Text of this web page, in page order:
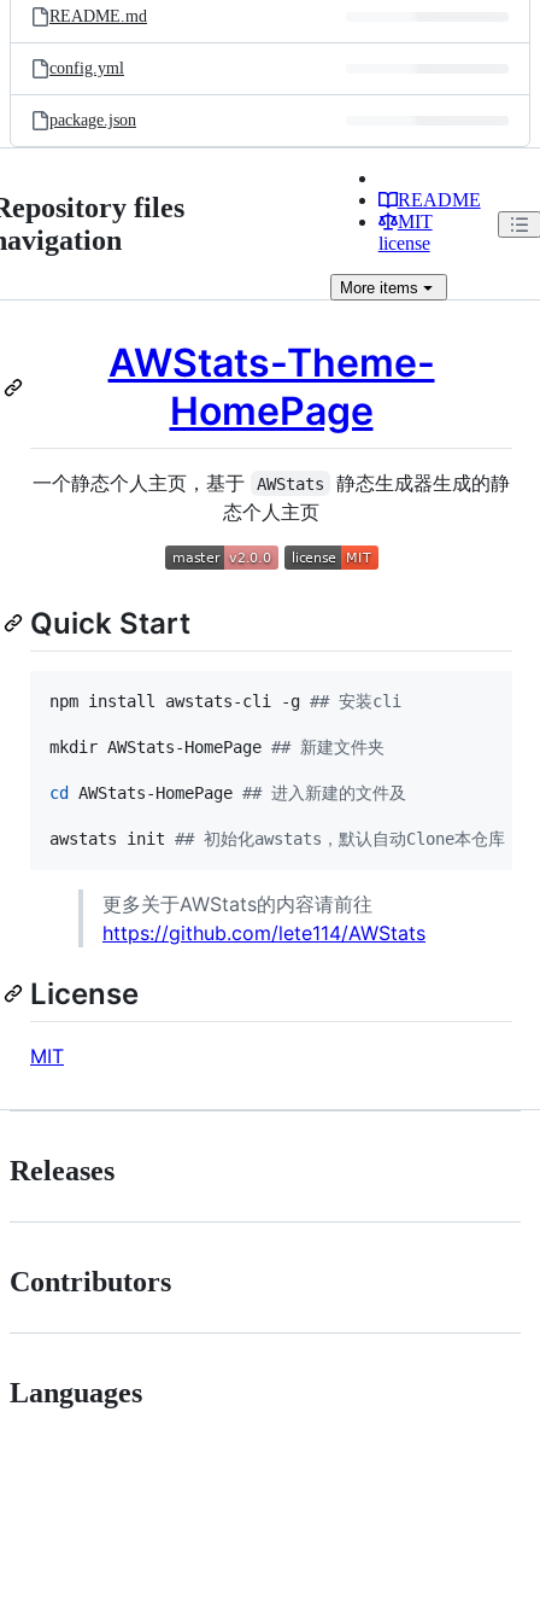
README.md
config.yml
package.json
files
README
MIT
license
Moreitems
AWStats-Theme-
HomePage
一个静态个人主页，基于 AWStats
静态生成器生成的静
态个人主页
Quick Start
npm install awstats-cli -g ## 安装cli
mkdir AWStats-HomePage ## 新建文件夹
cd AWStats-HomePage ## 进入新建的文件及
awstats init ## 初始化awstats，默认自动Clone本仓库
更多关于AWStats的内容请前往
https://github.com/lete114/AWStats
License
MIT
Releases
Contributors
Languages